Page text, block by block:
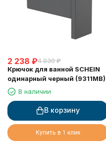
2 238 ₽4 930 ₽
Крючок для ванной SCHEIN
одинарный черный (9311MB)
В наличии
В корзину
Купить в 1 клик